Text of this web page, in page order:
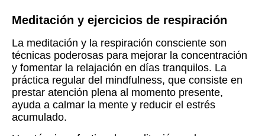
Meditación y ejercicios de respiración
La meditación y la respiración consciente son
técnicas poderosas para mejorar la concentración
y fomentar la relajación en días tranquilos. La
práctica regular del mindfulness, que consiste en
prestar atención plena al momento presente,
ayuda a calmar la mente y reducir el estrés
acumulado.